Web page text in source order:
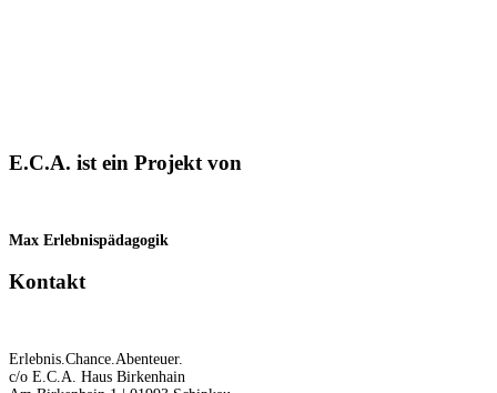
E.C.A. ist ein Projekt von
Max Erlebnispädagogik
Kontakt
Erlebnis.Chance.Abenteuer.
c/o E.C.A. Haus Birkenhain